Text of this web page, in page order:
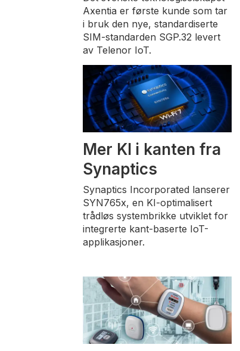
Axentia er første kunde som tar
i bruk den nye, standardiserte
SIM-standarden SGP.32 levert
av Telenor IoT.
Mer KI i kanten fra
Synaptics
Synaptics Incorporated lanserer
SYN765x, en KI-optimalisert
trådløs systembrikke utviklet for
integrerte kant-baserte IoT-
applikasjoner.